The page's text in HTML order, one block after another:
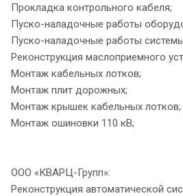
Прокладка контрольного кабеля;
Пуско-наладочные работы
Пуско-наладочные работы
Реконструкция маслоприемного
Монтаж кабельных лотков;
Монтаж плит дорожных;
Монтаж крышек кабельных лотков;
Монтаж ошиновки 110 кВ;
ООО «КВАРЦ-Групп»:
Реконструкция автоматической